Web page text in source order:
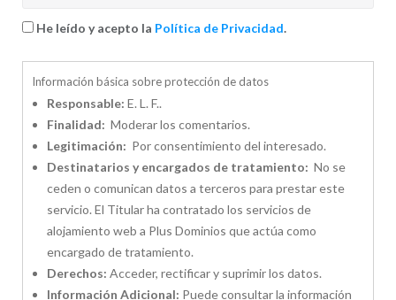
He leído y acepto la Política de Privacidad.
Información básica sobre protección de datos
Responsable: E. L. F..
Finalidad: Moderar los comentarios.
Legitimación: Por consentimiento del interesado.
Destinatarios y encargados de tratamiento: No se
ceden o comunican datos a terceros para prestar este
servicio. El Titular ha contratado los servicios de
alojamiento web a Plus Dominios que actúa como
encargado de tratamiento.
Derechos: Acceder, rectificar y suprimir los datos.
Información Adicional: Puede consultar la información